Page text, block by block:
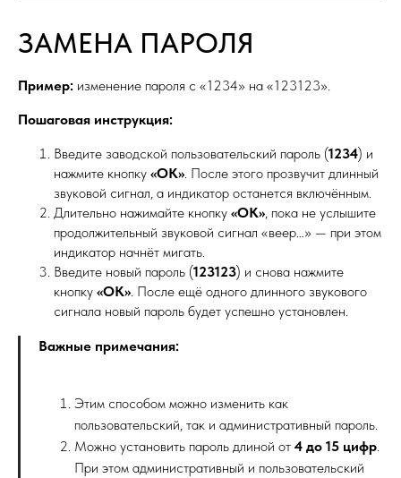
ЗАМЕНА ПАРОЛЯ
Пример: изменение пароля с «1234» на «123123».
Пошаговая инструкция:
Введите заводской пользовательский пароль (1234) и
нажмите кнопку «ОК». После этого прозвучит длинный
звуковой сигнал, а индикатор останется включённым.
Длительно нажимайте кнопку «ОК», пока не услышите
продолжительный звуковой сигнал «веер…» — при этом
индикатор начнёт мигать.
Введите новый пароль (123123) и снова нажмите
кнопку «ОК». После ещё одного длинного звукового
сигнала новый пароль будет успешно установлен.
Важные примечания:
Этим способом можно изменить как
пользовательский, так и административный пароль.
Можно установить пароль длиной от 4 до 15 цифр.
При этом административный и пользовательский